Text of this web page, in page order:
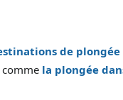
de plongée
la plongée